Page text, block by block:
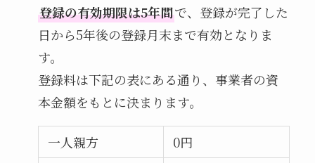
登録の有効期限は5年間で、登録が完了した
日から5年後の登録月末まで有効となりま
す。
登録料は下記の表にある通り、事業者の資
本金額をもとに決まります。
一人親方
0円